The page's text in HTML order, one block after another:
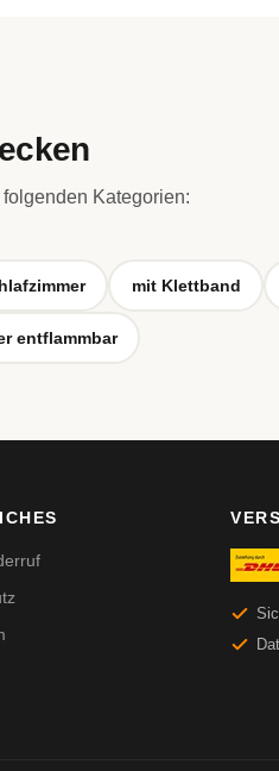
Kategorien:
mit Klettband
entflammbar